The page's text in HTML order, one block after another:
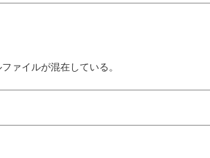
ァイルが混在している。